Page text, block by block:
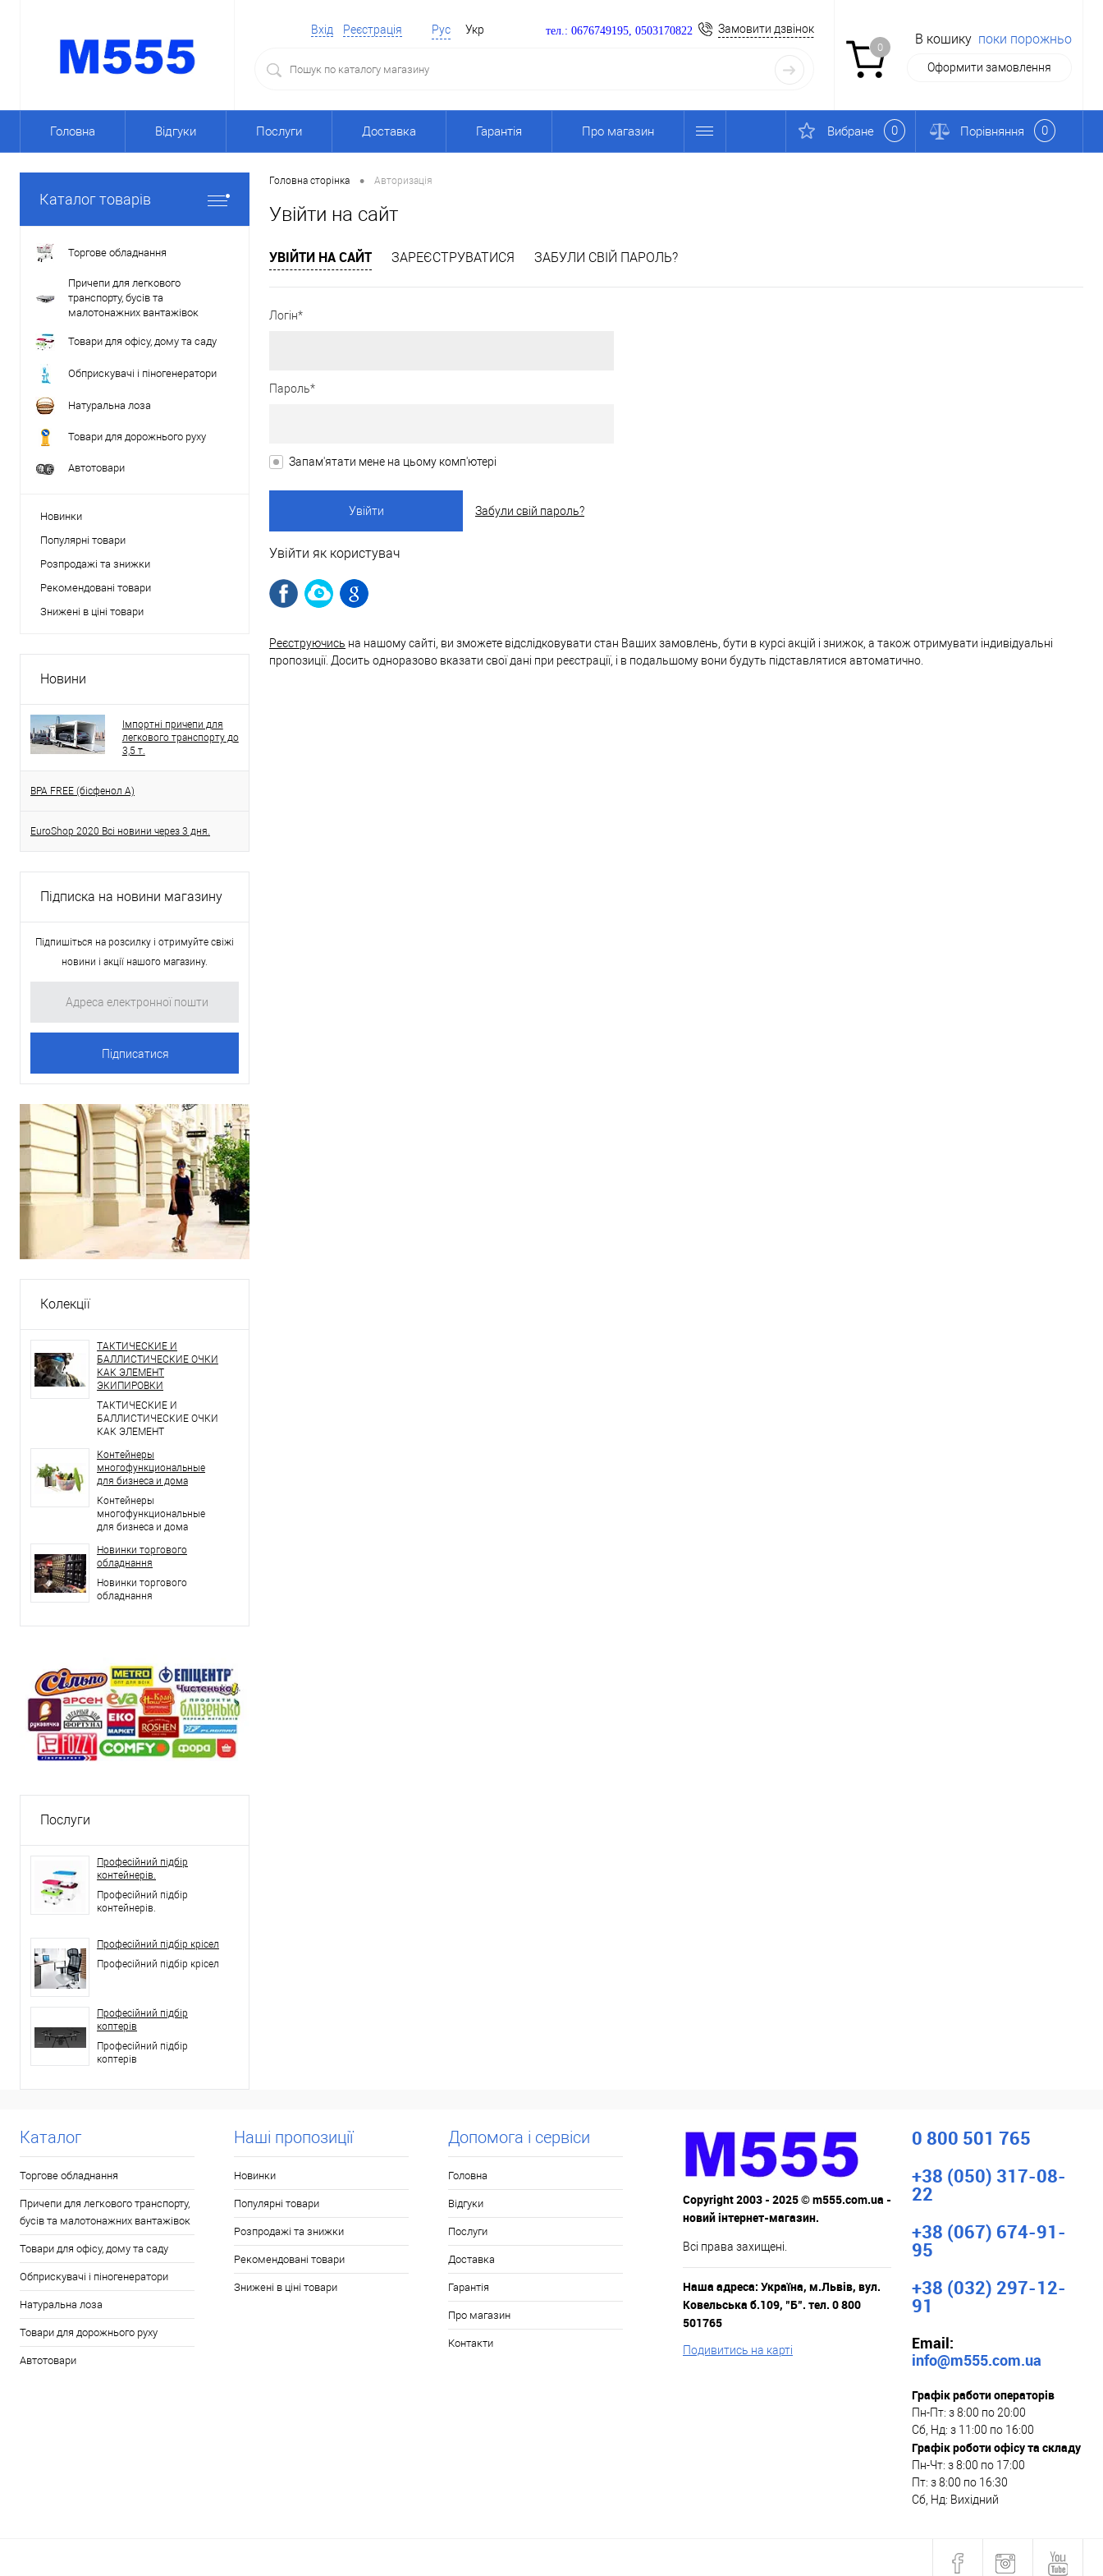
Вхід Реєстрація Рус Укр тел.: 0676749195, 0503170822 Замовити дзвінок
0
В кошику поки порожньо
Оформити замовлення
Головна Відгуки Послуги Доставка Гарантія Про магазин Вибране 0 Порівняння 0
Каталог товарів
Торгове обладнання
Причепи для легкового
транспорту, бусів та
малотонажних вантажівок
Товари для офісу, дому та саду
Обприскувачі і піногенератори
Натуральна лоза
Товари для дорожнього руху
Автотовари
Новинки
Популярні товари
Розпродажі та знижки
Рекомендовані товари
Знижені в ціні товари
Новини
Імпортні причепи для
легкового транспорту до
3,5 т.
BPA FREE (бісфенол A)
EuroShop 2020 Всі новини через 3 дня.
Підписка на новини магазину
Підпишіться на розсилку і отримуйте свіжі
новини і акції нашого магазину.
Колекції
ТАКТИЧЕСКИЕ И
БАЛЛИСТИЧЕСКИЕ ОЧКИ
КАК ЭЛЕМЕНТ
ЭКИПИРОВКИ
ТАКТИЧЕСКИЕ И
БАЛЛИСТИЧЕСКИЕ ОЧКИ
КАК ЭЛЕМЕНТ
Контейнеры
многофункциональные
для бизнеса и дома
Контейнеры
многофункциональные
для бизнеса и дома
Новинки торгового
обладнання
Новинки торгового
обладнання
Послуги
Професійний підбір
контейнерів.
Професійний підбір
контейнерів.
Професійний підбір крісел
Професійний підбір крісел
Професійний підбір
коптерів
Професійний підбір
коптерів
Головна сторінка • Авторизація
Увійти на сайт
УВІЙТИ НА САЙТ ЗАРЕЄСТРУВАТИСЯ ЗАБУЛИ СВІЙ ПАРОЛЬ?
Логін*
Пароль*
Запам'ятати мене на цьому комп'ютері
Забули свій пароль?
Увійти як користувач
Реєструючись на нашому сайті, ви зможете відслідковувати стан Ваших замовлень, бути в курсі акцій і знижок, а також отримувати індивідуальні
пропозиції. Досить одноразово вказати свої дані при реєстрації, і в подальшому вони будуть підставлятися автоматично.
Каталог
Торгове обладнання
Причепи для легкового транспорту,
бусів та малотонажних вантажівок
Товари для офісу, дому та саду
Обприскувачі і піногенератори
Натуральна лоза
Товари для дорожнього руху
Автотовари
Наші пропозиції
Новинки
Популярні товари
Розпродажі та знижки
Рекомендовані товари
Знижені в ціні товари
Допомога і сервіси
Головна
Відгуки
Послуги
Доставка
Гарантія
Про магазин
Контакти
Copyright 2003 - 2025 © m555.com.ua -
новий інтернет-магазин.
Всі права захищені.
Наша адреса: Україна, м.Львів, вул.
Ковельська б.109, "Б". тел. 0 800
501765
Подивитись на карті
0 800 501 765
+38 (050) 317-08-
22
+38 (067) 674-91-
95
+38 (032) 297-12-
91
Email:
info@m555.com.ua
Графік работи операторів
Пн-Пт: з 8:00 по 20:00
Сб, Нд: з 11:00 по 16:00
Графік роботи офісу та складу
Пн-Чт: з 8:00 по 17:00
Пт: з 8:00 по 16:30
Сб, Нд: Вихідний